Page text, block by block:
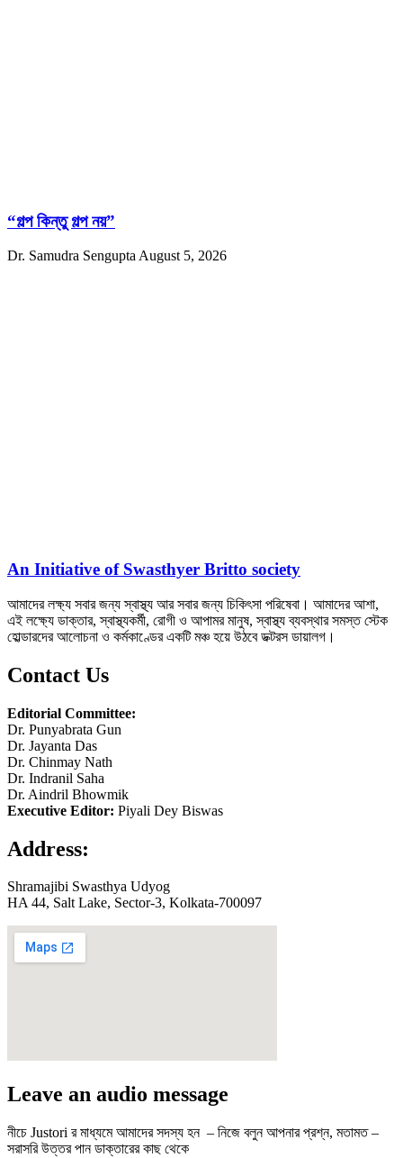
“গল্প কিন্তু গল্প নয়”
Dr. Samudra Sengupta August 5, 2026
An Initiative of Swasthyer Britto society
আমাদের লক্ষ্য সবার জন্য স্বাস্থ্য আর সবার জন্য চিকিৎসা পরিষেবা। আমাদের আশা,
এই লক্ষ্যে ডাক্তার, স্বাস্থ্যকর্মী, রোগী ও আপামর মানুষ, স্বাস্থ্য ব্যবস্থার সমস্ত স্টেক
হোল্ডারদের আলোচনা ও কর্মকাণ্ডের একটি মঞ্চ হয়ে উঠবে ডক্টরস ডায়ালগ।
Contact Us
Editorial Committee:
Dr. Punyabrata Gun
Dr. Jayanta Das
Dr. Chinmay Nath
Dr. Indranil Saha
Dr. Aindril Bhowmik
Executive Editor: Piyali Dey Biswas
Address:
Shramajibi Swasthya Udyog
HA 44, Salt Lake, Sector-3, Kolkata-700097
Leave an audio message
নীচে Justori র মাধ্যমে আমাদের সদস্য হন – নিজে বলুন আপনার প্রশ্ন, মতামত –
সরাসরি উত্তর পান ডাক্তারের কাছ থেকে